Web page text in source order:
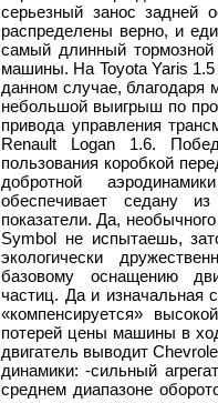
серьезный занос задней
распределены верно, и
самый длинный
машины. На Toyota Yaris 1.5
данном случае,
небольшой выигрыш по
привода управления
Renault Logan 1.6.
пользования коробкой
добротной
обеспечивает седану
показатели. Да,
Symbol не испытаешь,
экологически
базовому оснащению
частиц. Да и изначальная
«компенсируется»
потерей цены машины в
двигатель выводит
динамики: -сильный
среднем диапазоне